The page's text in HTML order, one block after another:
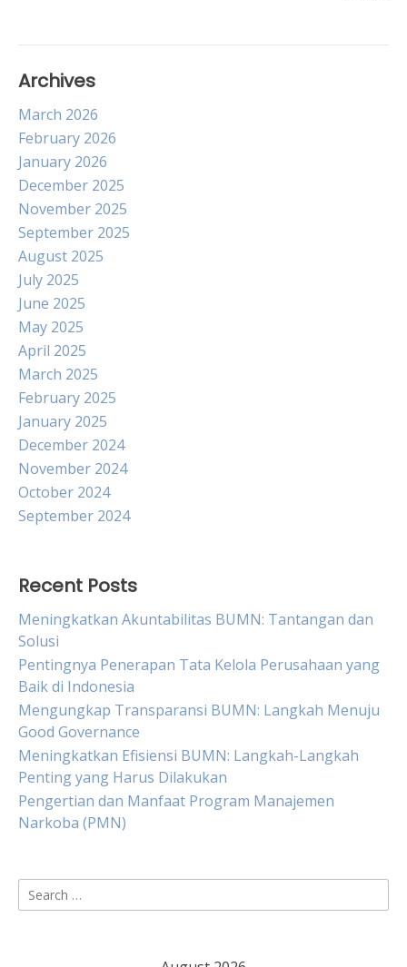
Archives
March 2026
February 2026
January 2026
December 2025
November 2025
September 2025
August 2025
July 2025
June 2025
May 2025
April 2025
March 2025
February 2025
January 2025
December 2024
November 2024
October 2024
September 2024
Recent Posts
Meningkatkan Akuntabilitas BUMN: Tantangan dan
Solusi
Pentingnya Penerapan Tata Kelola Perusahaan yang
Baik di Indonesia
Mengungkap Transparansi BUMN: Langkah Menuju
Good Governance
Meningkatkan Efisiensi BUMN: Langkah-Langkah
Penting yang Harus Dilakukan
Pengertian dan Manfaat Program Manajemen
Narkoba (PMN)
Search
for: